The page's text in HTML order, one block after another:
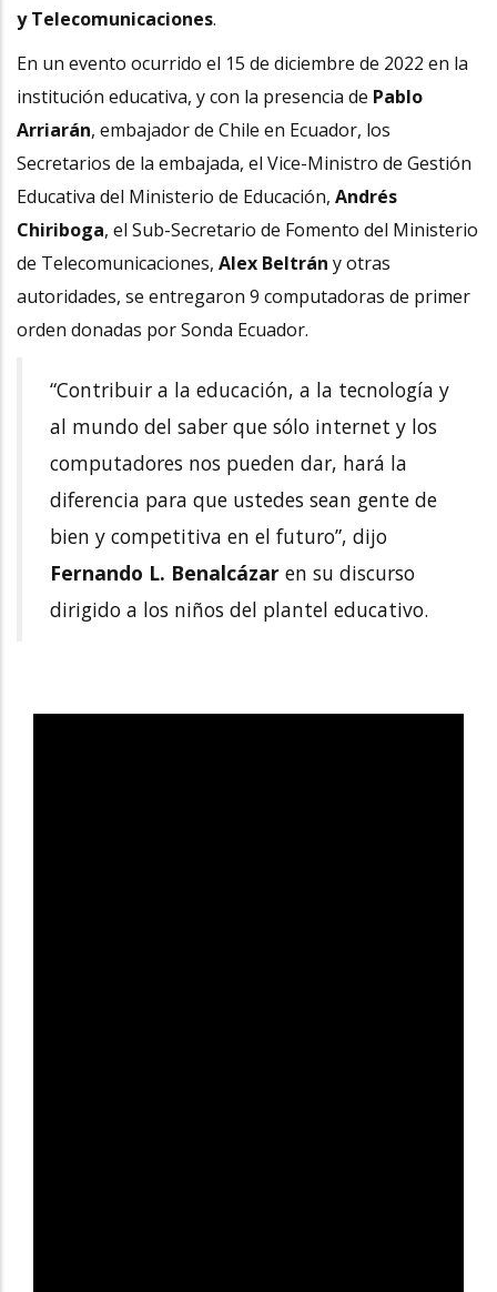
y Telecomunicaciones.
En un evento ocurrido el 15 de diciembre de 2022 en la
institución educativa, y con la presencia de Pablo
Arriarán, embajador de Chile en Ecuador, los
Secretarios de la embajada, el Vice-Ministro de Gestión
Educativa del Ministerio de Educación, Andrés
Chiriboga, el Sub-Secretario de Fomento del Ministerio
de Telecomunicaciones, Alex Beltrán y otras
autoridades, se entregaron 9 computadoras de primer
orden donadas por Sonda Ecuador.
“Contribuir a la educación, a la tecnología y
al mundo del saber que sólo internet y los
computadores nos pueden dar, hará la
diferencia para que ustedes sean gente de
bien y competitiva en el futuro”, dijo
Fernando L. Benalcázar en su discurso
dirigido a los niños del plantel educativo.